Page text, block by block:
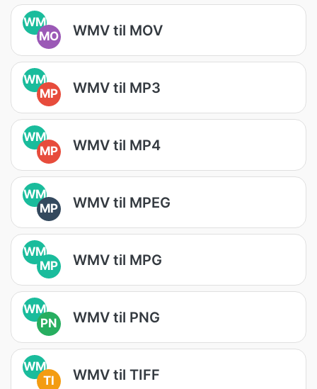
WM
MO
WMV til MOV
WM
MP
WMV til MP3
WM
MP
WMV til MP4
WM
MP
WMV til MPEG
WM
MP
WMV til MPG
WM
PN
WMV til PNG
WM
TI
WMV til TIFF